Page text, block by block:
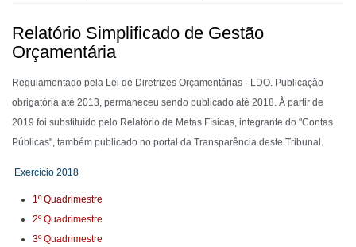
Relatório Simplificado de Gestão
Orçamentária
Regulamentado pela Lei de Diretrizes Orçamentárias - LDO. Publicação
obrigatória até 2013, permaneceu sendo publicado até 2018. À partir de
2019 foi substituído pelo Relatório de Metas Físicas, integrante do "Contas
Públicas", também publicado no portal da Transparência deste Tribunal.
Exercício 2018
1º Quadrimestre
2º Quadrimestre
3º Quadrimestre